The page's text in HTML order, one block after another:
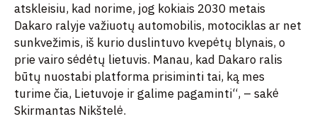
atskleisiu, kad norime, jog kokiais 2030 metais
Dakaro ralyje važiuotų automobilis, motociklas ar net
sunkvežimis, iš kurio duslintuvo kvepėtų blynais, o
prie vairo sėdėtų lietuvis. Manau, kad Dakaro ralis
būtų nuostabi platforma prisiminti tai, ką mes
turime čia, Lietuvoje ir galime pagaminti“, – sakė
Skirmantas Nikštelė.